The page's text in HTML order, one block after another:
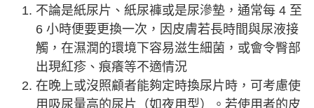
不論是紙尿片、紙尿褲或是尿滲墊，通常每 4 至
6 小時便要更換一次，因皮膚若長時間與尿液接
觸，在濕潤的環境下容易滋生細菌，或會令臀部
出現紅疹、痕癢等不適情況
在晚上或沒照顧者能夠定時換尿片時，可考慮使
用吸尿量高的尿片（如夜用型）。若使用者的皮